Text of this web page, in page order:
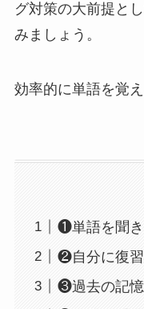
グ対策の大前提と
みましょう。
効率的に単語を覚
❶単語を聞
❷自分に復
❸過去の記